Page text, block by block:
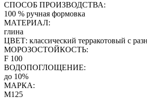
СПОСОБ ПРОИЗВОДСТВА:
100 % ручная формовка
МАТЕРИАЛ:
глина
ЦВЕТ: классический терракотовый с
МОРОЗОСТОЙКОСТЬ:
F 100
ВОДОПОГЛОЩЕНИЕ:
до 10%
МАРКА:
М125